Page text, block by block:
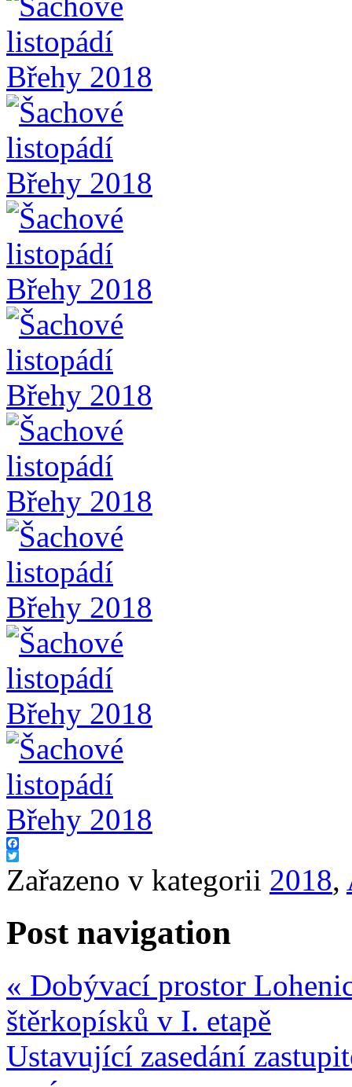
Facebook
Twitter
Zařazeno v kategorii 2018,
Post navigation
« Dobývací prostor
štěrkopísků v I. etapě
Ustavující zasedání